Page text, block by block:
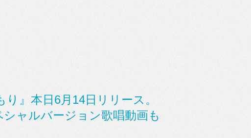
』本日6月14日リリース。
ャルバージョン歌唱動画も